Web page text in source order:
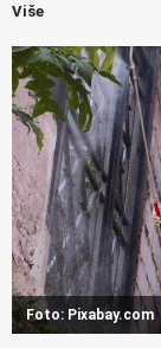
Više
Foto: Pixabay.com